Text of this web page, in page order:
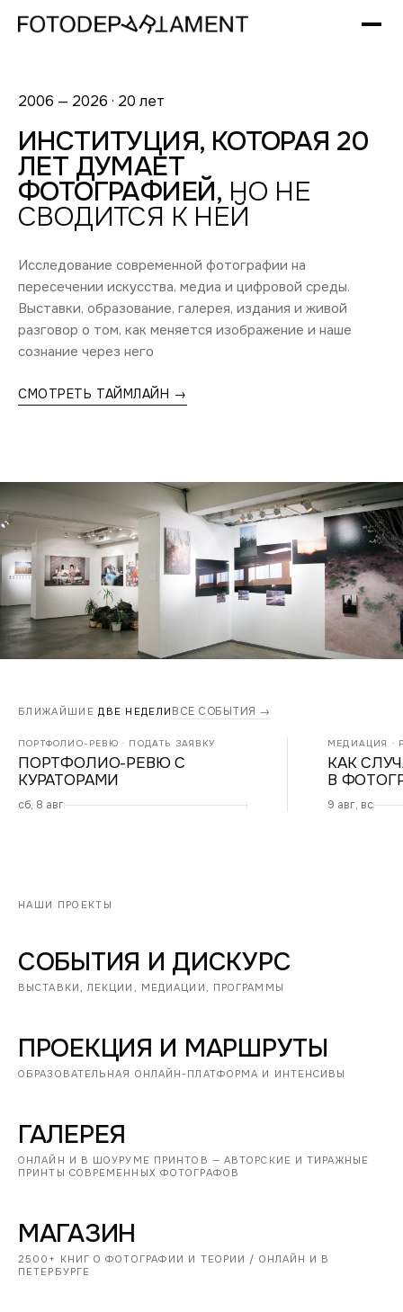
2006 — 2026 · 20 лет
ИНСТИТУЦИЯ, КОТОРАЯ 20
ЛЕТ ДУМАЕТ
ФОТОГРАФИЕЙ, НО НЕ
СВОДИТСЯ К НЕЙ
Исследование современной фотографии на
пересечении искусства, медиа и цифровой среды.
Выставки, образование, галерея, издания и живой
разговор о том, как меняется изображение и наше
сознание через него
СМОТРЕТЬ ТАЙМЛАЙН →
БЛИЖАЙШИЕДВЕ НЕДЕЛИ ВСЕ СОБЫТИЯ →
ПОРТФОЛИО-РЕВЮ · ПОДАТЬ ЗАЯВКУ
ПОРТФОЛИО-РЕВЮ С
КУРАТОРАМИ
сб, 8 авг
МЕДИАЦИЯ ·
КАК
В
9 авг, вс
НАШИ ПРОЕКТЫ
СОБЫТИЯ И ДИСКУРС
ВЫСТАВКИ, ЛЕКЦИИ, МЕДИАЦИИ, ПРОГРАММЫ
ПРОЕКЦИЯ И МАРШРУТЫ
ОБРАЗОВАТЕЛЬНАЯ ОНЛАЙН-ПЛАТФОРМА И ИНТЕНСИВЫ
ГАЛЕРЕЯ
ОНЛАЙН И В ШОУРУМЕ ПРИНТОВ — АВТОРСКИЕ И ТИРАЖНЫЕ
ПРИНТЫ СОВРЕМЕННЫХ ФОТОГРАФОВ
МАГАЗИН
2500+ КНИГ О ФОТОГРАФИИ И ТЕОРИИ / ОНЛАЙН И В
ПЕТЕРБУРГЕ